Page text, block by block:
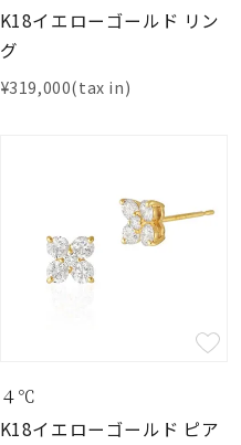
K18イエローゴールド リン
グ
¥319,000(tax in)
４℃
K18イエローゴールド ピア